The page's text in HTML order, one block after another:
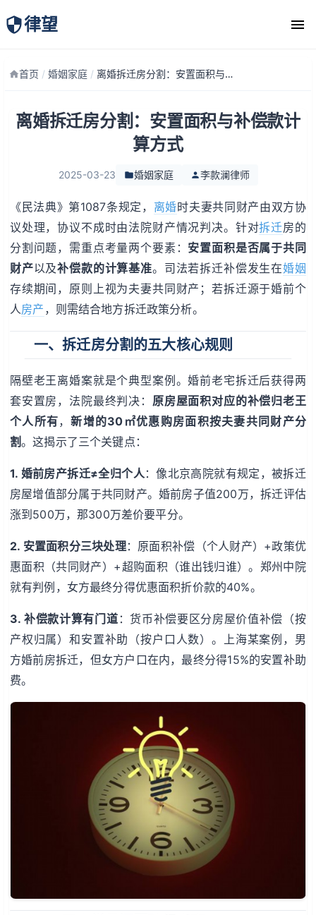
律望
律师团队
首页 / 婚姻家庭 / 离婚拆迁房分割：安置面积与补偿款计算方式
离婚拆迁房分割：安置面积与补偿款计
算方式
2025-03-23 婚姻家庭 李款澜律师
《民法典》第1087条规定， 离婚时夫妻共同财产由双方协
议处理，协议不成时由法院财产情况判决。针对拆迁房的
分割问题，需重点考量两个要素： 安置面积是否属于共同
财产以及补偿款的计算基准。司法若拆迁补偿发生在婚姻
存续期间，原则上视为夫妻共同财产；若拆迁源于婚前个
人房产 ，则需结合地方拆迁政策分析。
一、拆迁房分割的五大核心规则
隔壁老王离婚案就是个典型案例。婚前老宅拆迁后获得两
套安置房，法院最终判决： 原房屋面积对应的补偿归老王
个人所有，新增的30㎡优惠购房面积按夫妻共同财产分
割。这揭示了三个关键点：
1. 婚前房产拆迁≠全归个人：像北京高院就有规定，被拆迁
房屋增值部分属于共同财产。婚前房子值200万，拆迁评估
涨到500万，那300万差价要平分。
2. 安置面积分三块处理：原面积补偿（个人财产）+政策优
惠面积（共同财产）+超购面积（谁出钱归谁）。郑州中院
就有判例，女方最终分得优惠面积折价款的40%。
3. 补偿款计算有门道 ：货币补偿要区分房屋价值补偿（按
产权归属）和安置补助（按户口人数）。上海某案例，男
方婚前房拆迁，但女方户口在内，最终分得15%的安置补助
费。